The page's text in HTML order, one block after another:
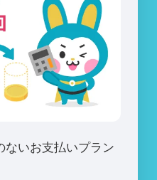
ないお支払いプラン